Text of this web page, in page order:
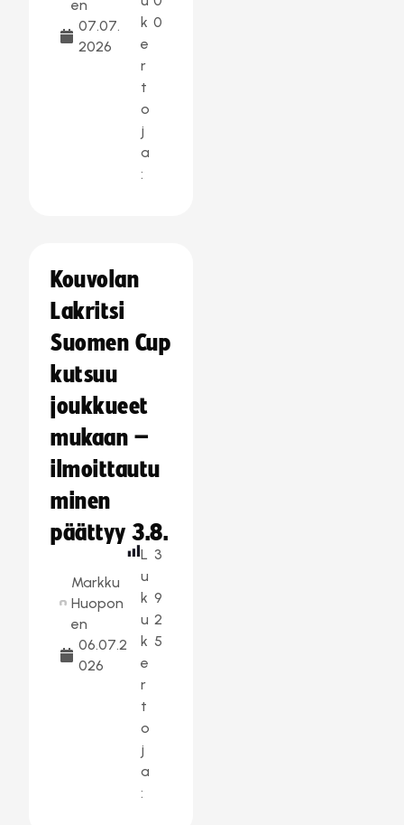
en
07.07.
2026
k
e
r
t
o
j
a
:
0
Kouvolan
Lakritsi
Suomen Cup
kutsuu
joukkueet
mukaan –
ilmoittautu
minen
päättyy 3.8.
Markku
Huopon
en
06.07.2
026
L
u
k
u
k
e
r
t
o
j
a
:
3
9
2
5